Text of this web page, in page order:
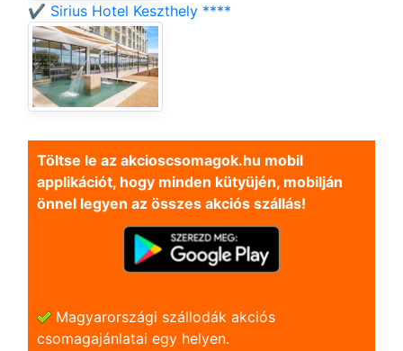
✔️ Sirius Hotel Keszthely ****
Töltse le az akcioscsomagok.hu mobil
applikációt, hogy minden kütyüjén, mobilján
önnel legyen az összes akciós szállás!
Magyarországi szállodák akciós
csomagajánlatai egy helyen.